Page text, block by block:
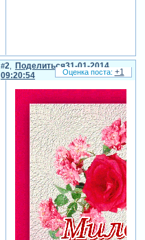
Поделиться
2
31-01-2014
09:20:54
+1